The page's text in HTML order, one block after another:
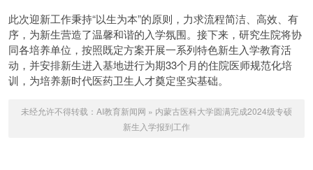
此次迎新工作秉持“以生为本”的原则，力求流程简洁、高效、有
序，为新生营造了温馨和谐的入学氛围。接下来，研究生院将协
同各培养单位，按照既定方案开展一系列特色新生入学教育活
动，并安排新生进入基地进行为期33个月的住院医师规范化培
训，为培养新时代医药卫生人才奠定坚实基础。
未经允许不得转载： AI教育新闻网 » 内蒙古医科大学圆满完成2024级专硕
新生入学报到工作